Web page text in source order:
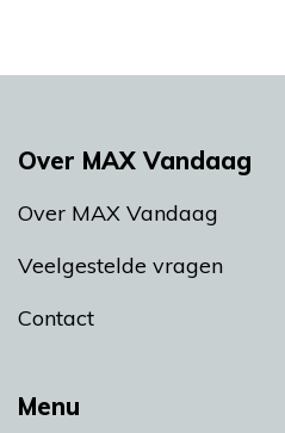
Menu
Over MAX Vandaag
Over MAX Vandaag
Veelgestelde vragen
Contact